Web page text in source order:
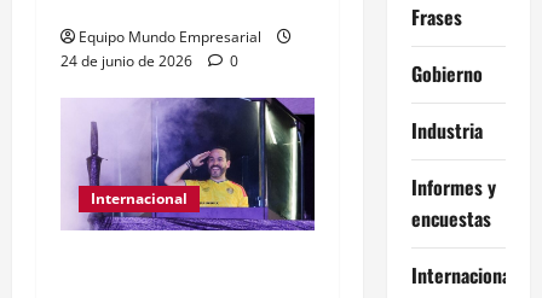
Equipo Mundo Empresarial
24 de junio de 2026
0
Internacional
Frases
Gobierno
Industria
Informes y
encuestas
Internacional